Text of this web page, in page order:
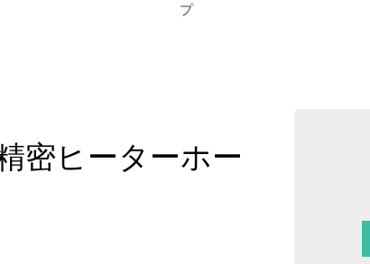
プ
密ヒーターホー